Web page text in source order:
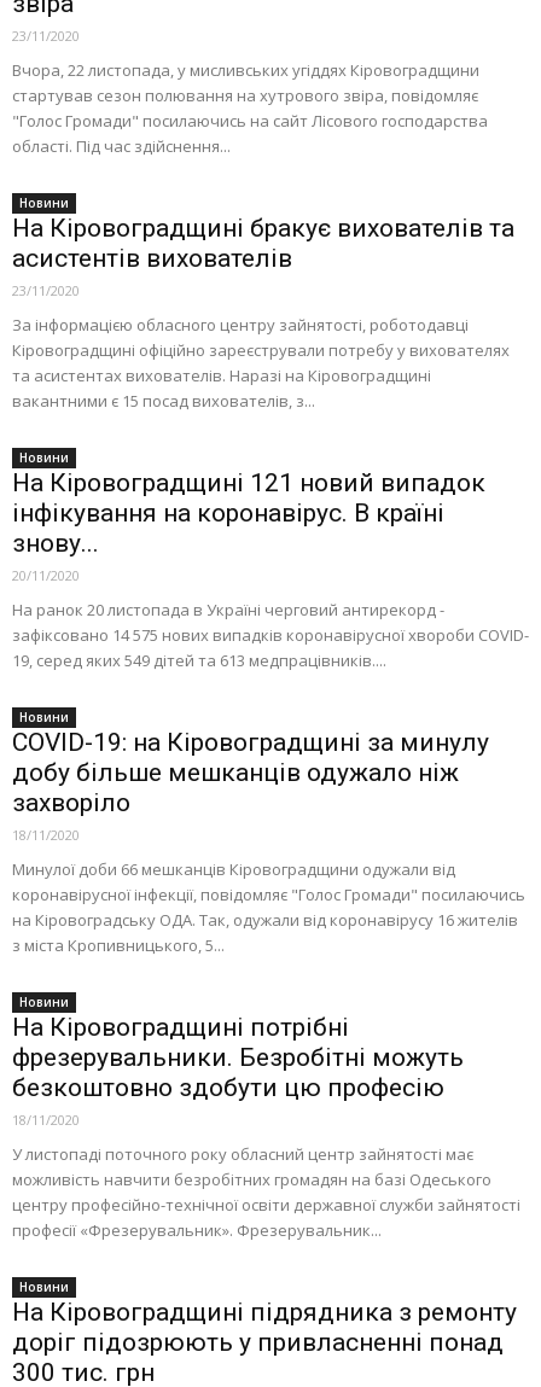
23/11/2020
Вчора, 22 листопада, у мисливських угіддях Кіровоградщини
стартував сезон полювання на хутрового звіра, повідомляє
"Голос Громади" посилаючись на сайт Лісового господарства
області. Під час здійснення...
Новини
На Кіровоградщині бракує вихователів та
асистентів вихователів
23/11/2020
За інформацією обласного центру зайнятості, роботодавці
Кіровоградщині офіційно зареєстрували потребу у вихователях
та асистентах вихователів. Наразі на Кіровоградщині
вакантними є 15 посад вихователів, з...
Новини
На Кіровоградщині 121 новий випадок
інфікування на коронавірус. В країні
знову...
20/11/2020
На ранок 20 листопада в Україні черговий антирекорд -
зафіксовано 14 575 нових випадків коронавірусної хвороби COVID-
19, серед яких 549 дітей та 613 медпрацівників....
Новини
COVID-19: на Кіровоградщині за минулу
добу більше мешканців одужало ніж
захворіло
18/11/2020
Минулої доби 66 мешканців Кіровоградщини одужали від
коронавірусної інфекції, повідомляє "Голос Громади" посилаючись
на Кіровоградську ОДА. Так, одужали від коронавірусу 16 жителів
з міста Кропивницького, 5...
Новини
На Кіровоградщині потрібні
фрезерувальники. Безробітні можуть
безкоштовно здобути цю професію
18/11/2020
У листопаді поточного року обласний центр зайнятості має
можливість навчити безробітних громадян на базі Одеського
центру професійно-технічної освіти державної служби зайнятості
професії «Фрезерувальник». Фрезерувальник...
Новини
На Кіровоградщині підрядника з ремонту
доріг підозрюють у привласненні понад
300 тис. грн